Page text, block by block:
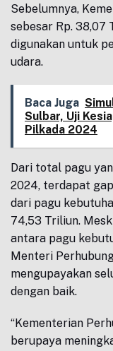
Sebelumnya,
sebesar Rp. 38,07
digunakan untuk
udara.
Baca Juga
Sulbar, Uji
Pilkada 2024
Dari total pagu
2024, terdapat
dari pagu
74,53 Triliun.
antara pagu
Menteri
mengupayakan
dengan baik.
“Kementerian
berupaya